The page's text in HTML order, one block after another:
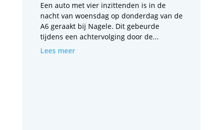
Een auto met vier inzittenden is in de
nacht van woensdag op donderdag van de
A6 geraakt bij Nagele. Dit gebeurde
tijdens een achtervolging door de...
Lees meer